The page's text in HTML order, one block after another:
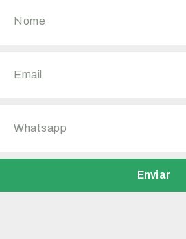
Enviar